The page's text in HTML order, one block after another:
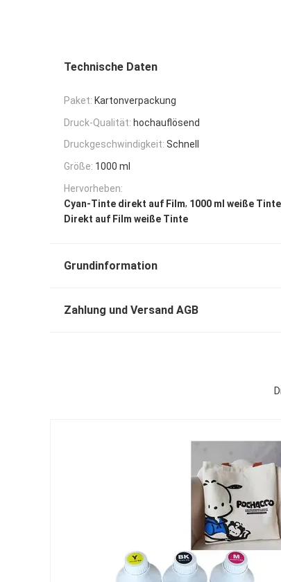
Technische Daten
Paket: Kartonverpackung
Druck-Qualität: hochauflösend
Druckgeschwindigkeit: Schnell
Größe: 1000 ml
Hervorheben:
Cyan-Tinte direkt auf Film, 1000 ml weiße Tinte
Direkt auf Film weiße Tinte
Grundinformation
Zahlung und Versand AGB